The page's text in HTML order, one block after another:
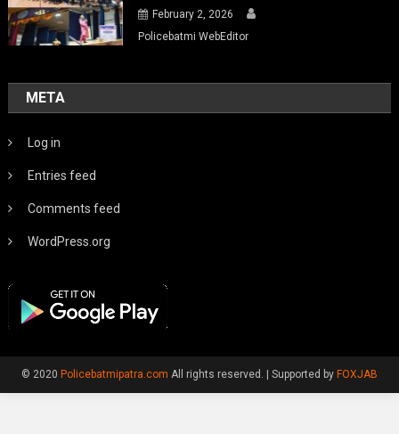
February 2, 2026
Policebatmi WebEditor
META
Log in
Entries feed
Comments feed
WordPress.org
© 2020 Policebatmipatra.com All rights reserved. Supported by FOXJAB